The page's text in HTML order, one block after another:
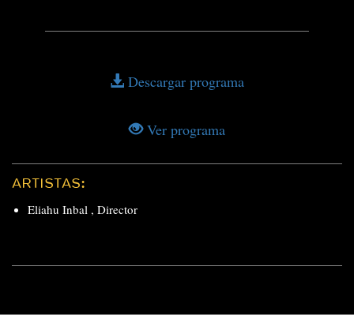
Descargar programa
Ver programa
ARTISTAS:
Eliahu Inbal , Director